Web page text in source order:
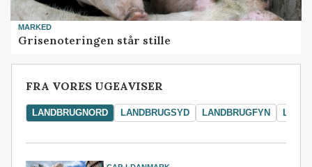
MARKED
Grisenoteringen står stille
FRA VORES UGEAVISER
LANDBRUGNORD LANDBRUGSYD LANDBRUGFYN